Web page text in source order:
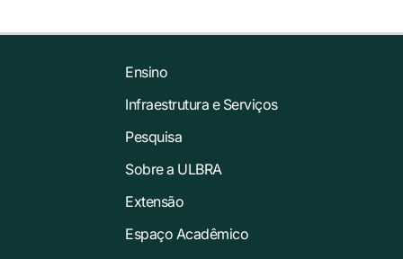
Ensino
Infraestrutura e Serviços
Pesquisa
Sobre a ULBRA
Extensão
Espaço Acadêmico